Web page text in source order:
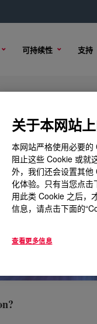
可持续性 支持
购买选项
?
关于本网站
本网站严格使用必要
阻止这些 Cookie 或就
外，我们还会设置其
化体验。只有当您点击
用此类 Cookie 之后，
信息，请点击下面的
查看更多信息